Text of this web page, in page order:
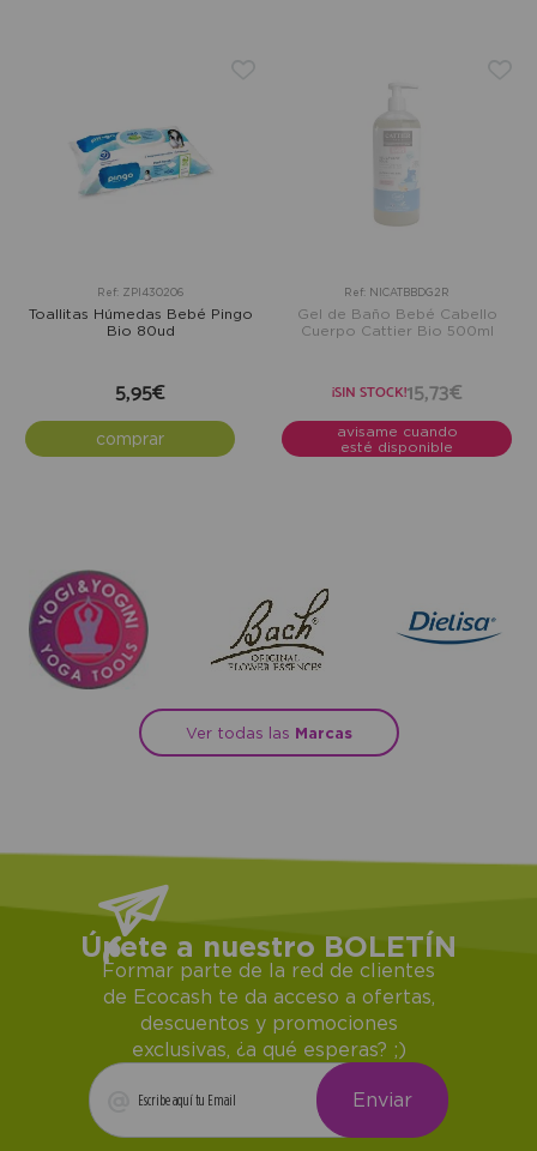
Ref: ZPI430206
Toallitas Húmedas Bebé Pingo
Bio 80ud
5,95€
comprar
Ref: NICATBBDG2R
Gel de Baño Bebé Cabello
Cuerpo Cattier Bio 500ml
¡SIN STOCK!15,73€
avisame cuando
esté disponible
Ver todas las Marcas
Únete a nuestro BOLETÍN
Formar parte de la red de clientes
de Ecocash te da acceso a ofertas,
descuentos y promociones
exclusivas, ¿a qué esperas? ;)